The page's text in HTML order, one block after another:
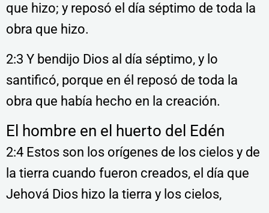
que hizo; y reposó el día séptimo de toda la
obra que hizo.
2:3 Y bendijo Dios al día séptimo, y lo
santificó, porque en él reposó de toda la
obra que había hecho en la creación.
El hombre en el huerto del Edén
2:4 Estos son los orígenes de los cielos y de
la tierra cuando fueron creados, el día que
Jehová Dios hizo la tierra y los cielos,